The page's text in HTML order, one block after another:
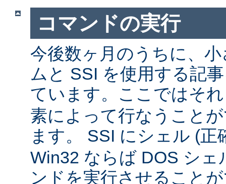
コマンドの実行
今後数ヶ月のうちに、
ムと SSI を使用する記
ています。ここではそ
素によって行なうこと
ます。 SSI にシェル (
Win32 ならば DOS シェ
ンドを実行させること